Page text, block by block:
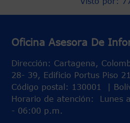
Oficina Asesora De
Dirección: Cartagena,
28- 39, Edificio Portus Piso
Código postal: 130001 |
Horario de atención: Lunes
- 06:00 p.m.